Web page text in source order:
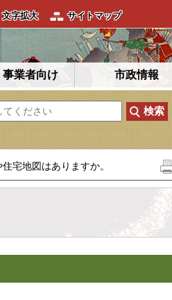
文字拡大 サイトマップ
事業者向け 市政情報
宅地図はありますか。